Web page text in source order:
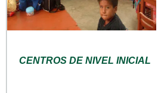
CENTROS DE NIVEL INICIAL